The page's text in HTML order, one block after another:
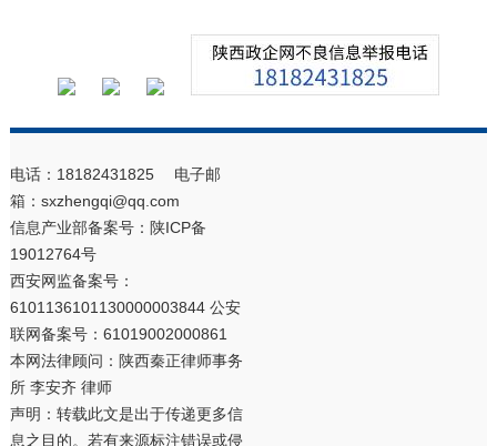
电话：18182431825 电子邮
箱：sxzhengqi@qq.com
信息产业部备案号： 陕ICP备
19012764号
西安网监备案号：
6101136101130000003844 公安
联网备案号：61019002000861
本网法律顾问：陕西秦正律师事务
所 李安齐 律师
声明：转载此文是出于传递更多信
息之目的。若有来源标注错误或侵